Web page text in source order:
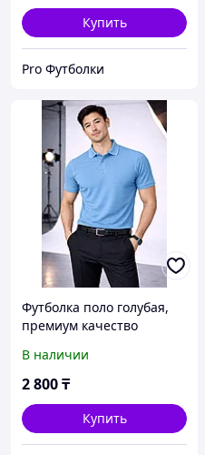
Купить
Pro Футболки
Футболка поло голубая,
премиум качество
В наличии
2 800₸
Купить